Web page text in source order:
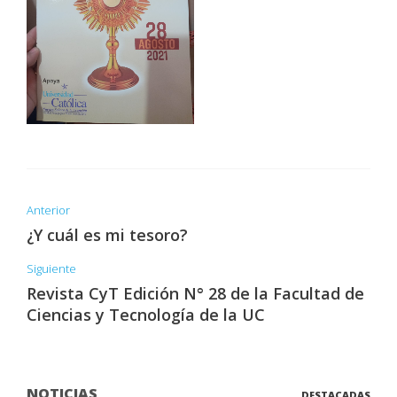
Anterior
¿Y cuál es mi tesoro?
Siguiente
Revista CyT Edición N° 28 de la Facultad de
Ciencias y Tecnología de la UC